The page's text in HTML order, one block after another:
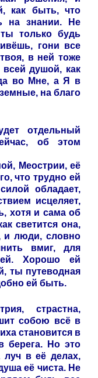
как быть, что
на знании. Не
только будь
гони все
в ней тоже
душой, как
во Мне, а Я в
на благо
отдельный
об этом
Меострии, её
что трудно ей
обладает,
исцеляет,
хотя и сама об
светится она,
и люди, словно
вмиг, для
Хорошо ей
ты путеводная
ей быть.
страстна,
собою всё в
становится в
берега. Но это
луч в её делах,
её чиста. Не